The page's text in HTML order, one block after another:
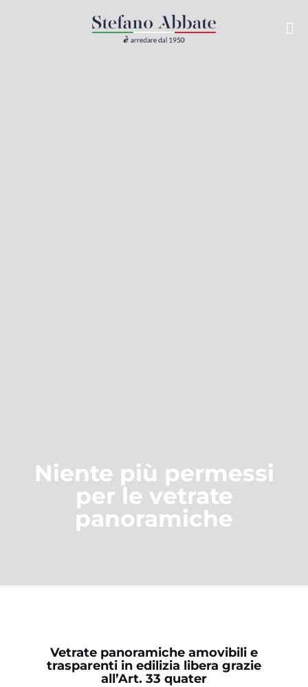
Niente più permessi
per le vetrate
panoramiche
Vetrate panoramiche amovibili e
trasparenti in edilizia libera grazie
all’Art. 33 quater